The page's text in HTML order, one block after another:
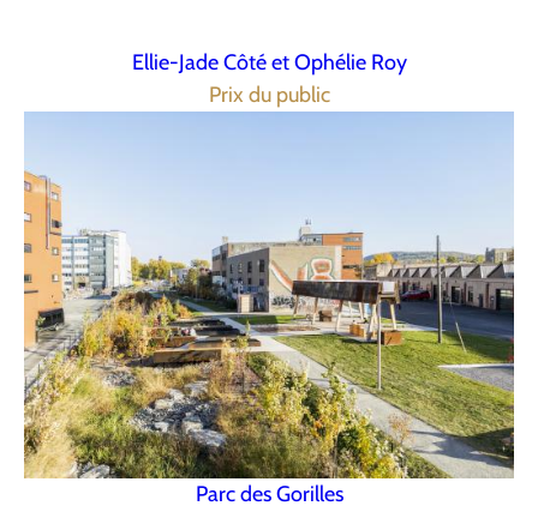
Ellie-Jade Côté et Ophélie Roy
Prix du public
Parc des Gorilles